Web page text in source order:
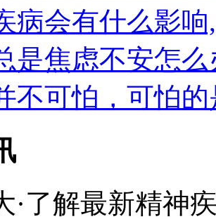
病会有什么影
是焦虑不安怎
不可怕，可怕
·了解最新精神